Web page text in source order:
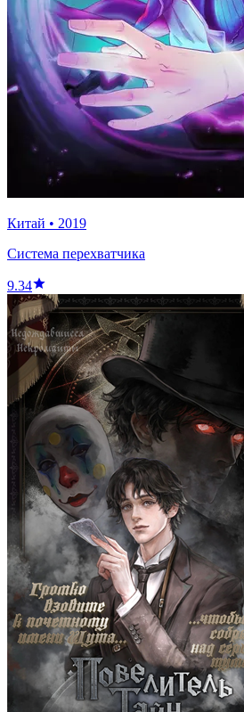
Китай • 2019
Система перехватчика
9.34